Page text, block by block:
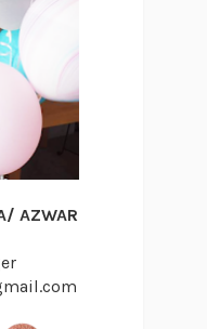
AZWAR